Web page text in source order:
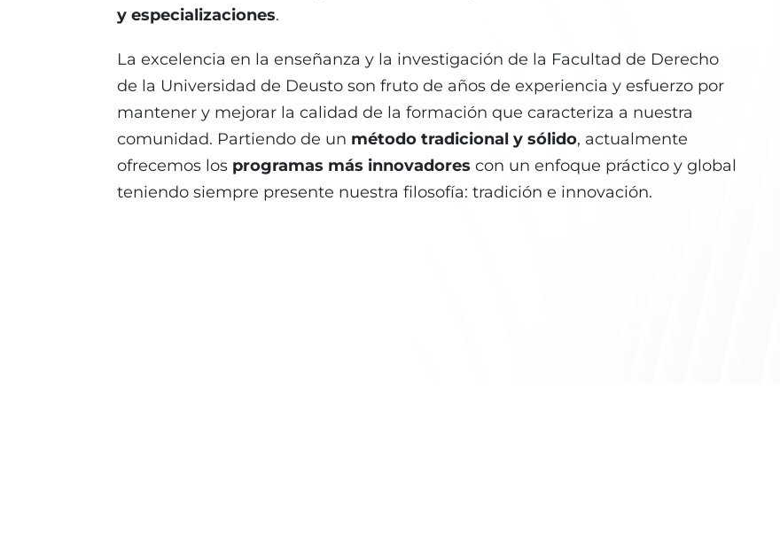
y especializaciones.
La excelencia en la enseñanza y la investigación de la Facultad de Derecho
de la Universidad de Deusto son fruto de años de experiencia y esfuerzo por
mantener y mejorar la calidad de la formación que caracteriza a nuestra
comunidad. Partiendo de un método tradicional y sólido, actualmente
ofrecemos los programas más innovadores con un enfoque práctico y global
teniendo siempre presente nuestra filosofía: tradición e innovación.